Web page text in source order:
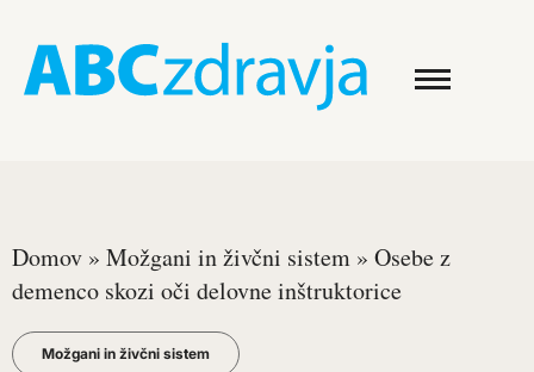
Domov » Možgani in živčni sistem » Osebe z
demenco skozi oči delovne inštruktorice
Možgani in živčni sistem